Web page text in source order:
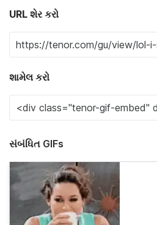
URL શેર કરો
શામેલ કરો
સંબંધિત GIFs